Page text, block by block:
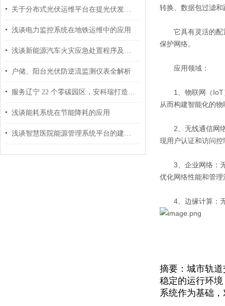
关于分布式光伏运维平台在提光伏发电效率上的研究分析
浅谈电力监控系统在地铁运维中的应用
浅谈新能源汽车火灾应急处置程序及对策研究
户储、阳台光伏防逆流监测仪表全解析
服务辽宁 22 个零碳园区，安科瑞打造智慧能碳数字底座
浅谈能耗系统在节能降耗的应用
浅谈智慧医院能源管理系统平台的建设思考与实践
转换、数据包过滤
它具有灵活的配置
保护网络。
应用领域：
1、物联网（IoT）
从而构建智能化的
2、无线通信网络
现用户认证和访问
3、企业网络：无
优化网络性能和管理
4、边缘计算：无
摘要： 城市轨
稳定的运行环
系统作为基础